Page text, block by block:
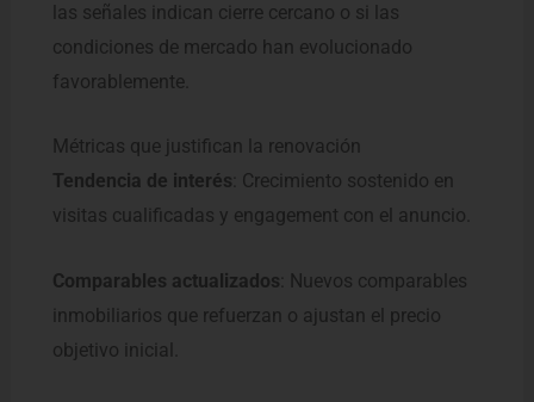
las señales indican cierre cercano o si las
condiciones de mercado han evolucionado
favorablemente.
Métricas que justifican la renovación
Tendencia de interés : Crecimiento sostenido en
visitas cualificadas y engagement con el anuncio.
Comparables actualizados : Nuevos comparables
inmobiliarios que refuerzan o ajustan el precio
objetivo inicial.